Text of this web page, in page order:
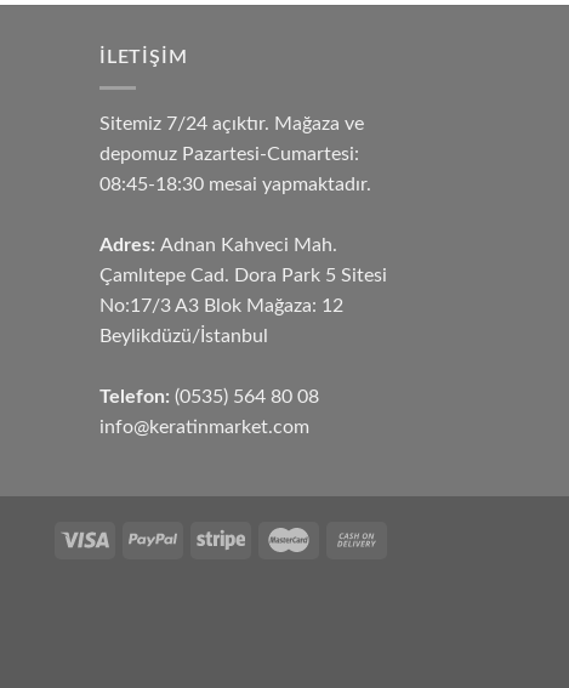
İLETIŞIM
Sitemiz 7/24 açıktır. Mağaza ve
depomuz Pazartesi-Cumartesi:
08:45-18:30 mesai yapmaktadır.
Adres: Adnan Kahveci Mah.
Çamlıtepe Cad. Dora Park 5 Sitesi
No:17/3 A3 Blok Mağaza: 12
Beylikdüzü/İstanbul
Telefon: (0535) 564 80 08
info@keratinmarket.com